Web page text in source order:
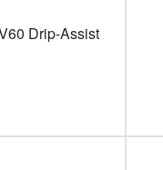
Drip-Assist